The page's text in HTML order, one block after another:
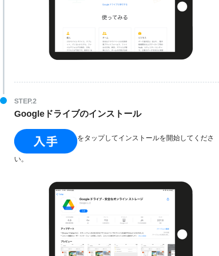
STEP.2
Googleドライブのインストール
をタップしてインストールを開始してくださ
い。